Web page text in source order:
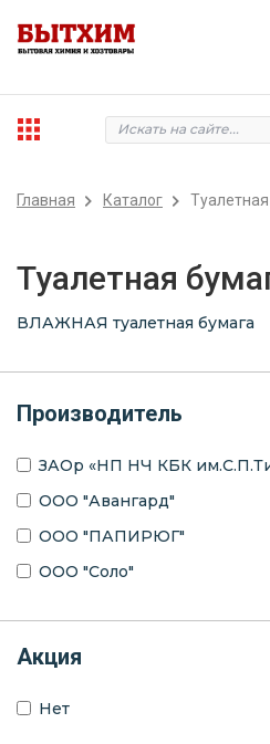
Главная Каталог
Туалетная
ВЛАЖНАЯ туалетная бумага
Производитель
ЗАОр «НП НЧ КБК
ООО "Авангард"
ООО "ПАПИРЮГ"
ООО "Соло"
Акция
Нет